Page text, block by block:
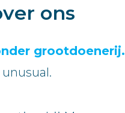
ons
grootdoenerij.